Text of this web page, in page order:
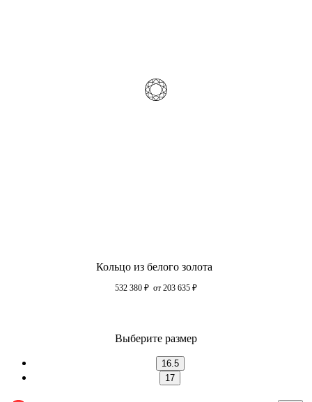
Кольцо из белого золота
532 380 ₽ от 203 635 ₽
Выберите размер
16.5
17